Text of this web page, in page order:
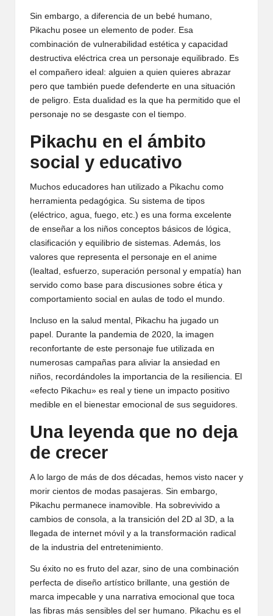
Sin embargo, a diferencia de un bebé humano,
Pikachu posee un elemento de poder. Esa
combinación de vulnerabilidad estética y capacidad
destructiva eléctrica crea un personaje equilibrado. Es
el compañero ideal: alguien a quien quieres abrazar
pero que también puede defenderte en una situación
de peligro. Esta dualidad es la que ha permitido que el
personaje no se desgaste con el tiempo.
Pikachu en el ámbito
social y educativo
Muchos educadores han utilizado a Pikachu como
herramienta pedagógica. Su sistema de tipos
(eléctrico, agua, fuego, etc.) es una forma excelente
de enseñar a los niños conceptos básicos de lógica,
clasificación y equilibrio de sistemas. Además, los
valores que representa el personaje en el anime
(lealtad, esfuerzo, superación personal y empatía) han
servido como base para discusiones sobre ética y
comportamiento social en aulas de todo el mundo.
Incluso en la salud mental, Pikachu ha jugado un
papel. Durante la pandemia de 2020, la imagen
reconfortante de este personaje fue utilizada en
numerosas campañas para aliviar la ansiedad en
niños, recordándoles la importancia de la resiliencia. El
«efecto Pikachu» es real y tiene un impacto positivo
medible en el bienestar emocional de sus seguidores.
Una leyenda que no deja
de crecer
A lo largo de más de dos décadas, hemos visto nacer y
morir cientos de modas pasajeras. Sin embargo,
Pikachu permanece inamovible. Ha sobrevivido a
cambios de consola, a la transición del 2D al 3D, a la
llegada de internet móvil y a la transformación radical
de la industria del entretenimiento.
Su éxito no es fruto del azar, sino de una combinación
perfecta de diseño artístico brillante, una gestión de
marca impecable y una narrativa emocional que toca
las fibras más sensibles del ser humano. Pikachu es el